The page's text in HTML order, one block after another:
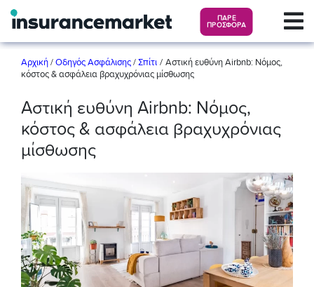
ΠΑΡΕ
ΠΡΟΣΦΟΡΑ
Αρχική / Οδηγός Ασφάλισης / Σπίτι / Αστική ευθύνη Airbnb: Νόμος,
κόστος & ασφάλεια βραχυχρόνιας μίσθωσης
Αστική ευθύνη Airbnb: Νόμος,
κόστος & ασφάλεια βραχυχρόνιας
μίσθωσης